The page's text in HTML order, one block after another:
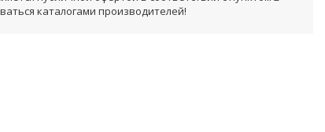
каталогами производителей!